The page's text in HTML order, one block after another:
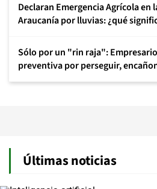
Declaran Emergencia Agrícola en
Araucanía por lluvias: ¿qué
Sólo por un "rin raja":
preventiva por perseguir,
Últimas noticias